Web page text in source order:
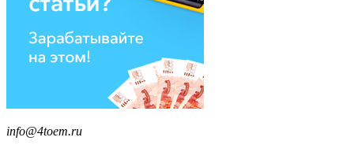
info@4toem.ru